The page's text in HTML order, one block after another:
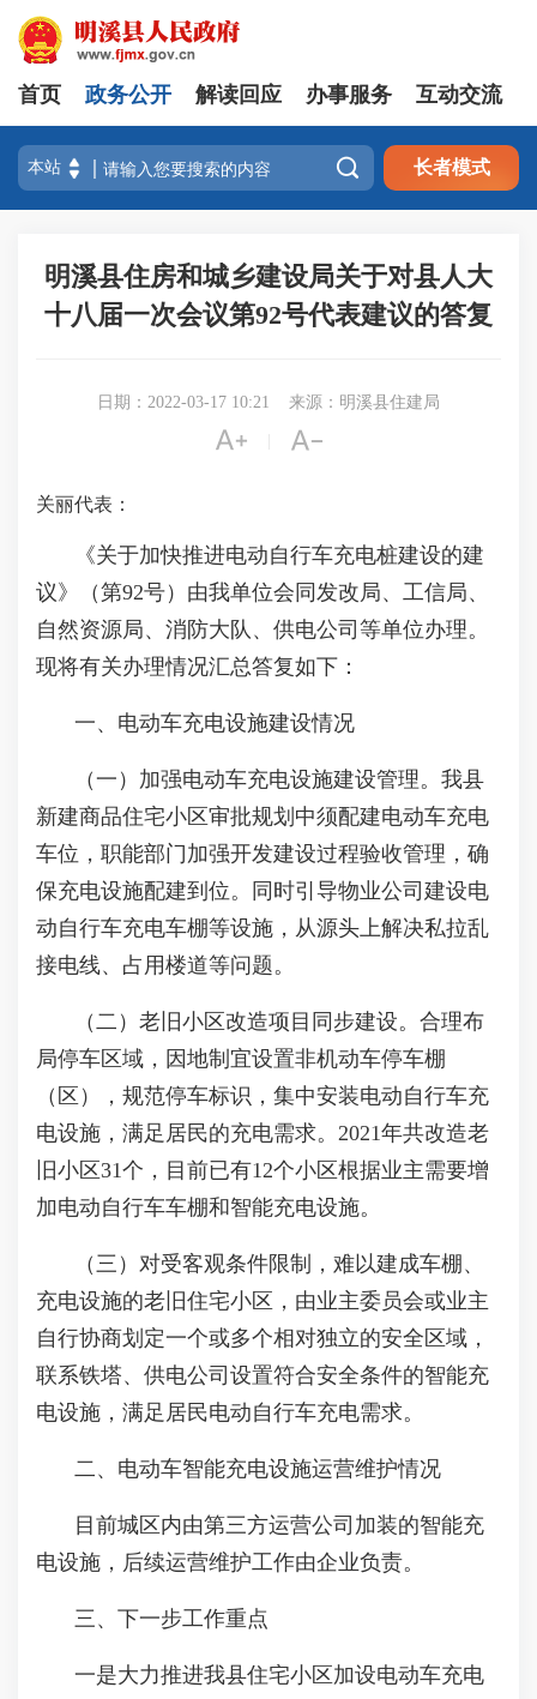
首页 政务公开 解读回应 办事服务 互动交流
 长者模式
明溪县住房和城乡建设局关于对县人大
十八届一次会议第92号代表建议的答复
日期：2022-03-17 10:21 来源：明溪县住建局
 
关丽代表：
《关于加快推进电动自行车充电桩建设的建
议》（第92号）由我单位会同发改局、工信局、
自然资源局、消防大队、供电公司等单位办理。
现将有关办理情况汇总答复如下：
一、电动车充电设施建设情况
（一）加强电动车充电设施建设管理。我县
新建商品住宅小区审批规划中须配建电动车充电
车位，职能部门加强开发建设过程验收管理，确
保充电设施配建到位。同时引导物业公司建设电
动自行车充电车棚等设施，从源头上解决私拉乱
接电线、占用楼道等问题。
（二）老旧小区改造项目同步建设。合理布
局停车区域，因地制宜设置非机动车停车棚
（区），规范停车标识，集中安装电动自行车充
电设施，满足居民的充电需求。2021年共改造老
旧小区31个，目前已有12个小区根据业主需要增
加电动自行车车棚和智能充电设施。
（三）对受客观条件限制，难以建成车棚、
充电设施的老旧住宅小区，由业主委员会或业主
自行协商划定一个或多个相对独立的安全区域，
联系铁塔、供电公司设置符合安全条件的智能充
电设施，满足居民电动自行车充电需求。
二、电动车智能充电设施运营维护情况
目前城区内由第三方运营公司加装的智能充
电设施，后续运营维护工作由企业负责。
三、下一步工作重点
一是大力推进我县住宅小区加设电动车充电